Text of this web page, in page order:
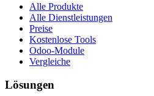
Alle Produkte
Alle Dienstleistungen
Preise
Kostenlose Tools
Odoo-Module
Vergleiche
Lösungen